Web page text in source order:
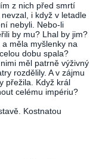
z nich před smrtí
i když v letadle
nebyli. Nebo-li
by mu? Lhal by jim?
měla myšlenky na
dobu spala?
měl patrně výživný
rozdělily. A v zájmu
přežila. Když král
celému impériu?
Kostnatou